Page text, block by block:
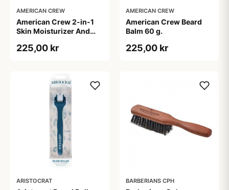
AMERICAN CREW
American Crew 2-in-1
Skin Moisturizer And
ml)
225,00 kr
AMERICAN CREW
American Crew Beard
Balm 60 g.
225,00 kr
ARISTOCRAT BARBERIANS CPH